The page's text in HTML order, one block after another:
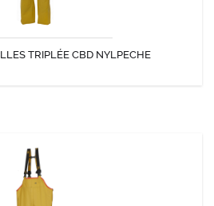
TRIPLÉE CBD NYLPECHE
NYLPECHE
haute et ample doublée sur le devant
triplée aux genoux.